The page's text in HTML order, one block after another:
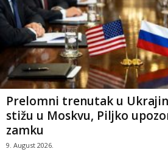
Prelomni trenutak u
stižu u Moskvu, Piljko
zamku
9. August 2026.